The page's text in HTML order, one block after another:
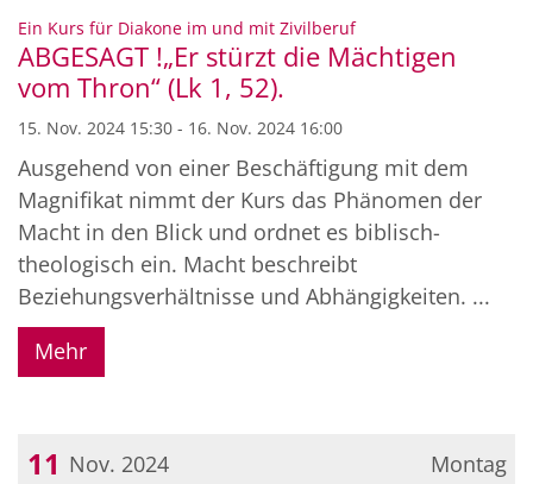
Datum: 15. November 2024
Ein Kurs für Diakone im und mit Zivilberuf:
ABGESAGT !„Er stürzt die Mächtigen
vom Thron“ (Lk 1, 52).
15. Nov. 2024 15:30 - 16. Nov. 2024 16:00
Ausgehend von einer Beschäftigung mit dem
Magnifikat nimmt der Kurs das Phänomen der
Macht in den Blick und ordnet es biblisch-
theologisch ein. Macht beschreibt
Beziehungsverhältnisse und Abhängigkeiten. ...
Mehr
Montag
11 Nov. 2024